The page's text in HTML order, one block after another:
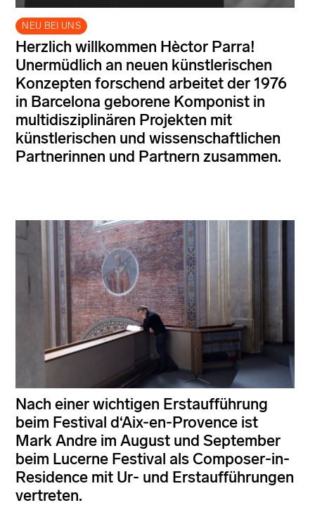
NEU BEI UNS
Herzlich willkommen Hèctor Parra!
Unermüdlich an neuen künstlerischen
Konzepten forschend arbeitet der 1976
in Barcelona geborene Komponist in
multidisziplinären Projekten mit
künstlerischen und wissenschaftlichen
Partnerinnen und Partnern zusammen.
Nach einer wichtigen Erstaufführung
beim Festival d‘Aix-en-Provence ist
Mark Andre im August und September
beim Lucerne Festival als Composer-in-
Residence mit Ur- und Erstaufführungen
vertreten.